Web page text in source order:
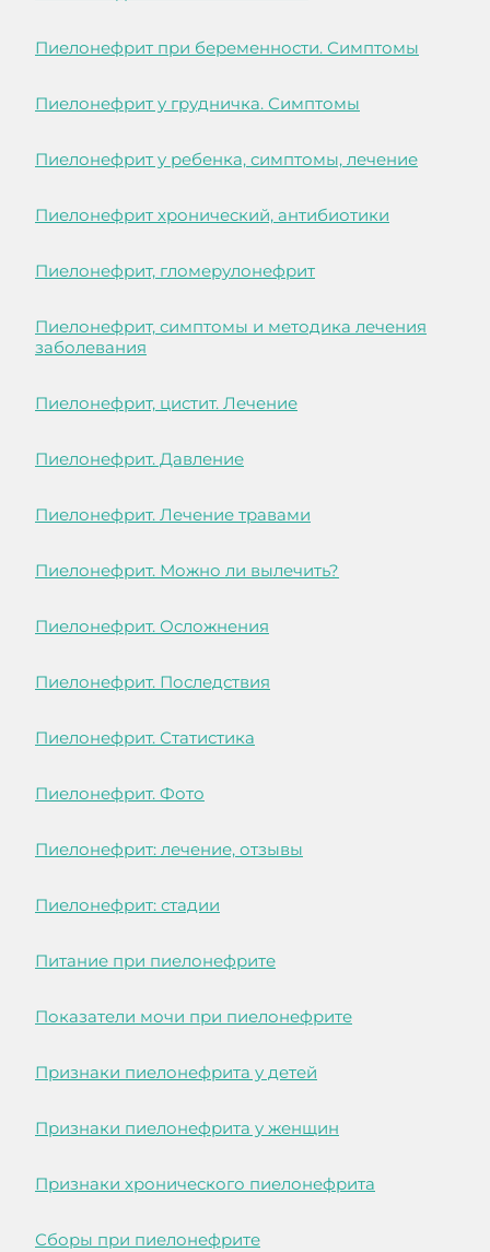
Пиелонефрит при беременности. Симптомы
Пиелонефрит у грудничка. Симптомы
Пиелонефрит у ребенка, симптомы, лечение
Пиелонефрит хронический, антибиотики
Пиелонефрит, гломерулонефрит
Пиелонефрит, симптомы и методика лечения
заболевания
Пиелонефрит, цистит. Лечение
Пиелонефрит. Давление
Пиелонефрит. Лечение травами
Пиелонефрит. Можно ли вылечить?
Пиелонефрит. Осложнения
Пиелонефрит. Последствия
Пиелонефрит. Статистика
Пиелонефрит. Фото
Пиелонефрит: лечение, отзывы
Пиелонефрит: стадии
Питание при пиелонефрите
Показатели мочи при пиелонефрите
Признаки пиелонефрита у детей
Признаки пиелонефрита у женщин
Признаки хронического пиелонефрита
Сборы при пиелонефрите